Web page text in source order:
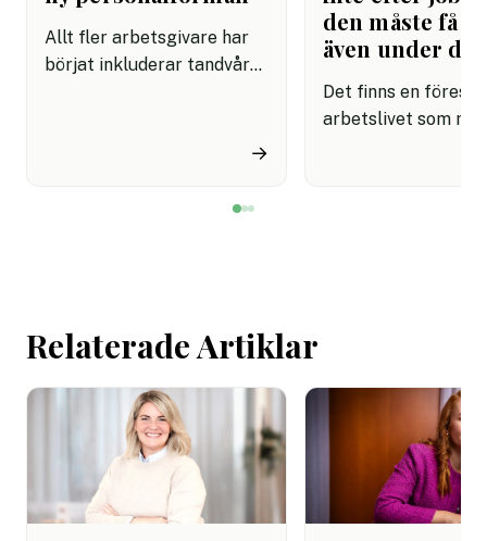
Allt fler arbetsgivare har
börjat inkluderar tandvård i
miljon svenskar uppger att
→
den måste få
även under
Det finns en
arbetslivet som
Relaterade Artiklar